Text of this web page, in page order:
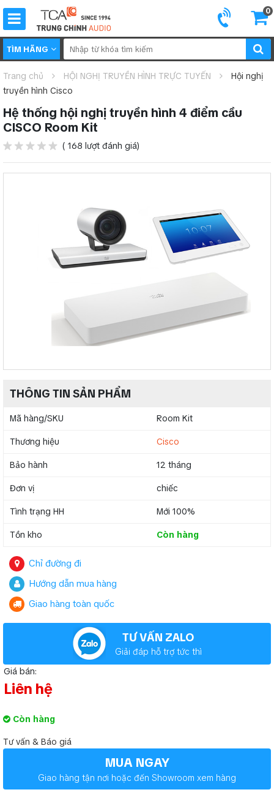
0
TÌM HÃNG
Trang chủ HỘI NGHỊ TRUYỀN HÌNH TRỰC TUYẾN
Hội nghị
truyền hình Cisco
Hệ thống hội nghị truyền hình 4 điểm cầu
CISCO Room Kit
( 168 lượt đánh giá)
THÔNG TIN SẢN PHẨM
Mã hàng/SKU Room Kit
Thương hiệu Cisco
Bảo hành 12 tháng
Đơn vị chiếc
Tình trạng HH Mới 100%
Tồn kho Còn hàng
Chỉ đường đi
Hướng dẫn mua hàng
Giao hàng toàn quốc
TƯ VẤN ZALO
Giải đáp hỗ trợ tức thì
Giá bán:
Liên hệ
Còn hàng
Tư vấn & Báo giá
MUA NGAY
Giao hàng tận nơi hoặc đến Showroom xem hàng